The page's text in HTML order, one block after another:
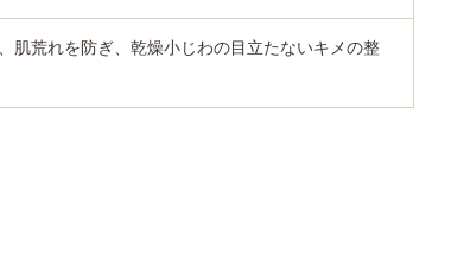
れを防ぎ、乾燥小じわの目立たないキメの整